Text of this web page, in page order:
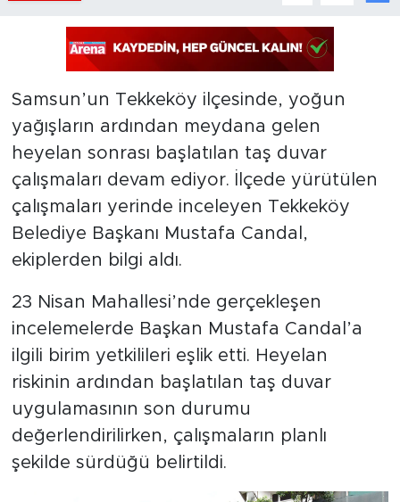
Samsun’un Tekkeköy ilçesinde, yoğun
yağışların ardından meydana gelen
heyelan sonrası başlatılan taş duvar
çalışmaları devam ediyor. İlçede yürütülen
çalışmaları yerinde inceleyen Tekkeköy
Belediye Başkanı Mustafa Candal,
ekiplerden bilgi aldı.
23 Nisan Mahallesi’nde gerçekleşen
incelemelerde Başkan Mustafa Candal’a
ilgili birim yetkilileri eşlik etti. Heyelan
riskinin ardından başlatılan taş duvar
uygulamasının son durumu
değerlendirilirken, çalışmaların planlı
şekilde sürdüğü belirtildi.